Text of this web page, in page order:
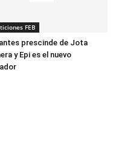
FEB
prescinde de Jota
y Epi es el nuevo